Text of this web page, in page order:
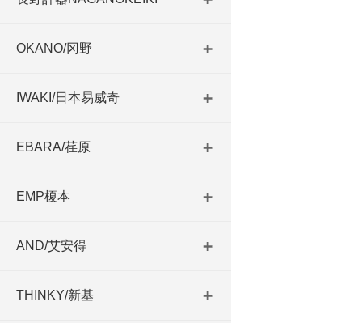
OKANO/冈野
IWAKI/日本易威奇
EBARA/荏原
EMP榎本
AND/艾安得
THINKY/新基